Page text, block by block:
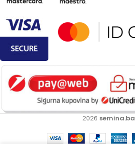
2026 semina.ba
Villager